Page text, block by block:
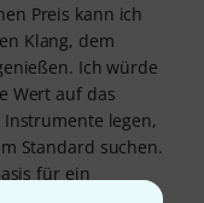
Preis kann ich
Klang, dem
Ich würde
Wert auf das
legen,
Standard suchen.
für ein